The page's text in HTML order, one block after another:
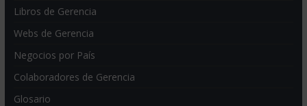
Libros de Gerencia
Webs de Gerencia
Negocios por País
Colaboradores de Gerencia
Glosario